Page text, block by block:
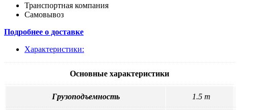
Транспортная компания
Самовывоз
Подробнее о доставке
Характеристики:
Основные характеристики
Грузоподъемность 1.5 т